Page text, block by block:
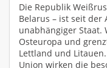
Die Republik
Belarus – ist seit der
unabhängiger Staat.
Osteuropa und
Lettland und
Union wirken die